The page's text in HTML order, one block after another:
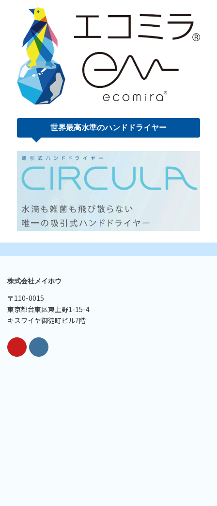
世界最高水準のハンドドライヤー
株式会社メイホウ
〒110-0015
東京都台東区東上野1-15-4
キスワイヤ御徒町ビル7階